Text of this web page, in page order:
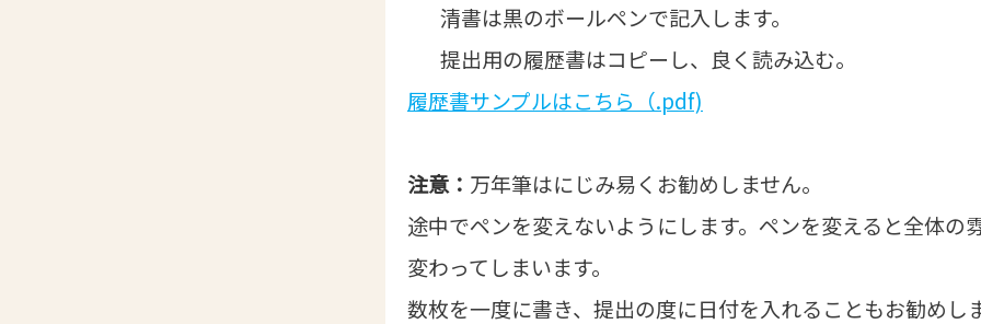
清書は黒のボールペンで記入します。
提出用の履歴書はコピーし、良く読み込む。
履歴書サンプルはこちら（.pdf)
注意： 万年筆はにじみ易くお勧めしません。
途中でペンを変えないようにします。ペンを変えると全体の
変わってしまいます。
数枚を一度に書き、提出の度に日付を入れることもお勧めし